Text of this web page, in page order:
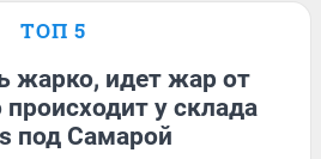
ТОП 5
жарко, идет жар от
происходит у склада
под Самарой